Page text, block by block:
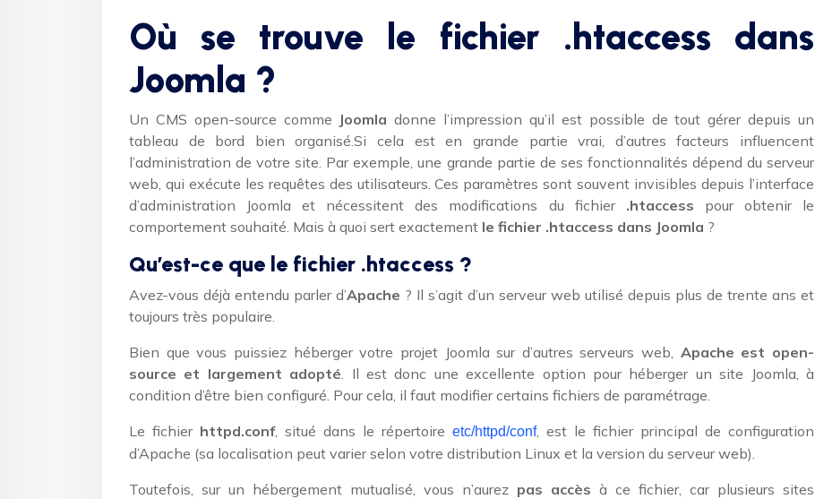
Où se trouve le fichier .htaccess dans
Joomla ?
Un CMS open-source comme Joomla donne l’impression qu’il est possible de tout gérer depuis un
tableau de bord bien organisé.Si cela est en grande partie vrai, d’autres facteurs influencent
l’administration de votre site. Par exemple, une grande partie de ses fonctionnalités dépend du serveur
web, qui exécute les requêtes des utilisateurs. Ces paramètres sont souvent invisibles depuis l’interface
d’administration Joomla et nécessitent des modifications du fichier .htaccess pour obtenir le
comportement souhaité. Mais à quoi sert exactement le fichier .htaccess dans Joomla ?
Qu’est-ce que le fichier .htaccess ?
Avez-vous déjà entendu parler d’Apache ? Il s’agit d’un serveur web utilisé depuis plus de trente ans et
toujours très populaire.
Bien que vous puissiez héberger votre projet Joomla sur d’autres serveurs web, Apache est open-
source et largement adopté. Il est donc une excellente option pour héberger un site Joomla, à
condition d’être bien configuré. Pour cela, il faut modifier certains fichiers de paramétrage.
Le fichier httpd.conf, situé dans le répertoire etc/httpd/conf, est le fichier principal de configuration
d’Apache (sa localisation peut varier selon votre distribution Linux et la version du serveur web).
Toutefois, sur un hébergement mutualisé, vous n’aurez pas accès à ce fichier, car plusieurs sites